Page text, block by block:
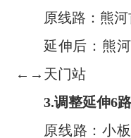
原线路：熊
延伸后：熊
←→天门站
3.调整延伸6
原线路：